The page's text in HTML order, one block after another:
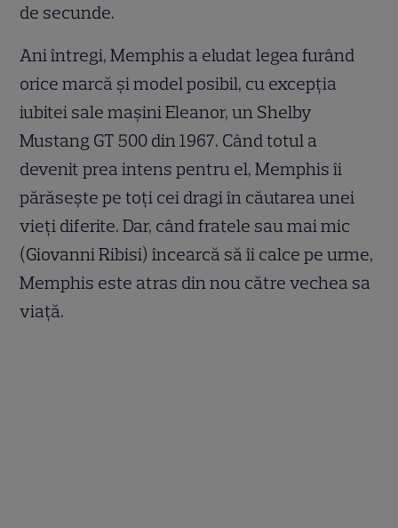
de secunde.
Ani întregi, Memphis a eludat legea furând
orice marcă şi model posibil, cu excepţia
iubitei sale maşini Eleanor, un Shelby
Mustang GT 500 din 1967. Când totul a
devenit prea intens pentru el, Memphis îi
părăseşte pe toţi cei dragi în căutarea unei
vieţi diferite. Dar, când fratele sau mai mic
(Giovanni Ribisi) încearcă să îi calce pe urme,
Memphis este atras din nou către vechea sa
viaţă.